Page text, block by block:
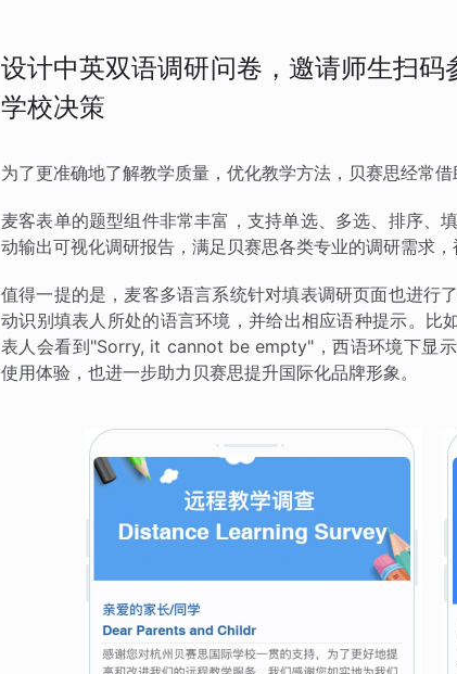
设计中英双语调研问卷，邀请师生扫
学校决策
为了更准确地了解教学质量，优化教学方法，贝赛思经常借
麦客表单的题型组件非常丰富，支持单选、多选、排序、
动输出可视化调研报告，满足贝赛思各类专业的调研需求
值得一提的是，麦客多语言系统针对填表调研页面也进行
动识别填表人所处的语言环境，并给出相应语种提示。比
表人会看到"Sorry, it cannot be empty"，西语环境下显
使用体验，也进一步助力贝赛思提升国际化品牌形象。